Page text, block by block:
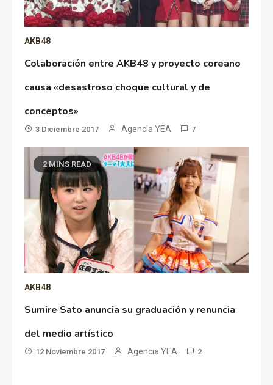
AKB48
Colaboración entre AKB48 y proyecto coreano
causa «desastroso choque cultural y de
conceptos»
3 Diciembre 2017 Agencia YEA 7
2 MINS READ
AKB48
Sumire Sato anuncia su graduación y renuncia
del medio artístico
12 Noviembre 2017 Agencia YEA 2